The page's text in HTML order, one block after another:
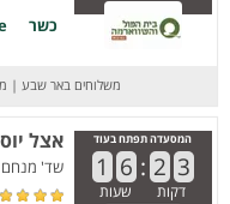
כשר
משלוחים באר שבע |
המסעדה תפתח בעוד
1 6 : 2 3
דקות שעות
אצל
שד' מנחם בגין